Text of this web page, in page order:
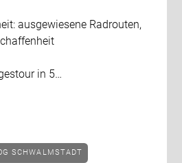
ausgewiesene Radrouten,
in 5…
OG SCHWALMSTADT